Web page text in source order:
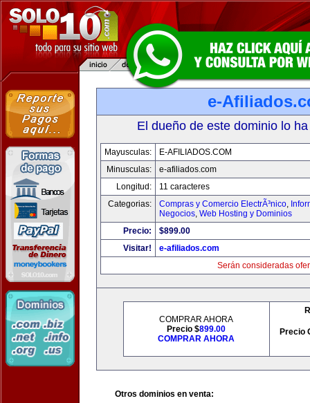
e-
El dueño de este dominio lo
Mayusculas:
E-AFILIADOS.COM
Minusculas:
e-afiliados.com
Longitud:
11 caracteres
Categorias:
Compras y Comercio ElectrÃ³nico,
Negocios, Web Hosting y Dominios
Precio:
$899.00
Visitar!
e-afiliados.com
Serán consideradas
COMPRAR AHORA
Precio $899.00
COMPRAR AHORA
Precio
Otros dominios en venta: